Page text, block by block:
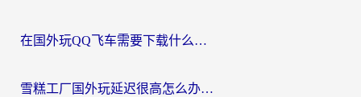
在国外玩QQ飞车需要下载什么加速器呢？海外党亲测有效的国服游戏加速指南
雪糕工厂国外玩延迟很高怎么办？海外玩家国服游戏加速终极攻略（附实测推荐）